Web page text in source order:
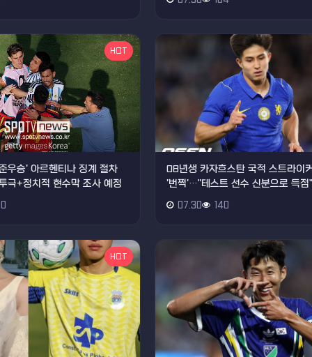
HOT
우승' 아르헨티나 징계 절차
극+정치적 현수막 조사 예정
08년생 카자흐스탄 국적 스트라이
'번쩍'…"테스트 선수 신분으로 득점
07.30 140
HOT